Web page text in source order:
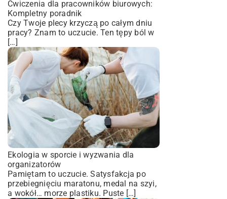
Ćwiczenia dla pracowników biurowych:
Kompletny poradnik
Czy Twoje plecy krzyczą po całym dniu
pracy? Znam to uczucie. Ten tępy ból w
[…]
Ekologia w sporcie i wyzwania dla
organizatorów
Pamiętam to uczucie. Satysfakcja po
przebiegnięciu maratonu, medal na szyi,
a wokół… morze plastiku. Puste […]